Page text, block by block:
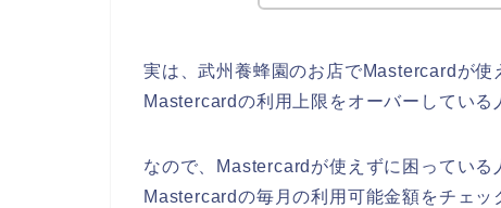
実は、武州養蜂園のお店でMastercardが
Mastercardの利用上限をオーバーしている
なので、Mastercardが使えずに困ってい
Mastercardの毎月の利用可能金額をチェッ